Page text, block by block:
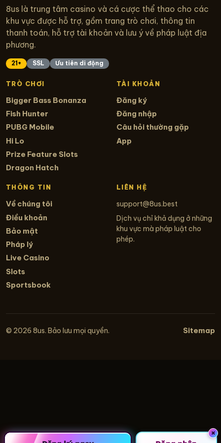
8us là trung tâm casino và cá cược thể thao cho các
khu vực được hỗ trợ, gồm trang trò chơi, thông tin
thanh toán, hỗ trợ tài khoản và lưu ý về pháp luật địa
phương.
21+ SSL Ưu tiên di động
TRÒ CHƠI
Bigger Bass Bonanza
Fish Hunter
PUBG Mobile
Hi Lo
Prize Feature Slots
Dragon Hatch
TÀI KHOẢN
Đăng ký
Đăng nhập
Câu hỏi thường gặp
App
THÔNG TIN
Về chúng tôi
Điều khoản
Bảo mật
Pháp lý
Live Casino
Slots
Sportsbook
LIÊN HỆ
support@8us.best
Dịch vụ chỉ khả dụng ở những
khu vực mà pháp luật cho
phép.
© 2026 8us. Bảo lưu mọi quyền. Sitemap
×